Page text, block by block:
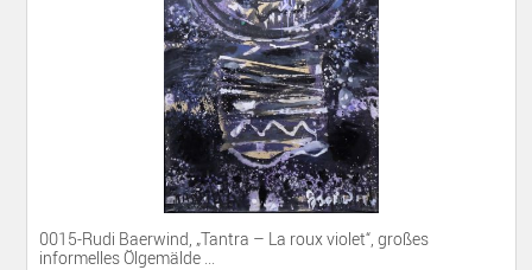
0015-Rudi Baerwind, „Tantra – La roux violet“, großes
informelles Ölgemälde ...